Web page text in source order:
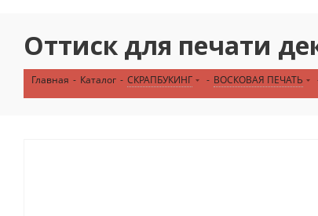
Оттиск для печати
Главная - Каталог - СКРАПБУКИНГ - ВОСКОВАЯ ПЕЧАТЬ